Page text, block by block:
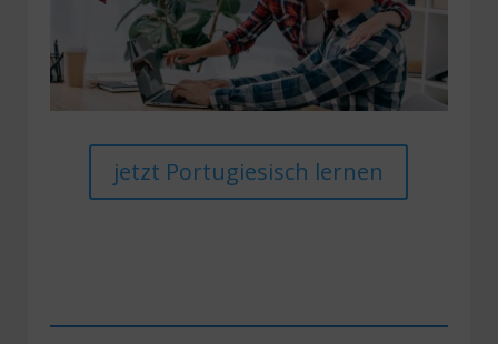
jetzt Portugiesisch lernen